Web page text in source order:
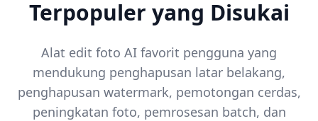
Terpopuler yang Disukai
Alat edit foto AI favorit pengguna yang
mendukung penghapusan latar belakang,
penghapusan watermark, pemotongan cerdas,
peningkatan foto, pemrosesan batch, dan